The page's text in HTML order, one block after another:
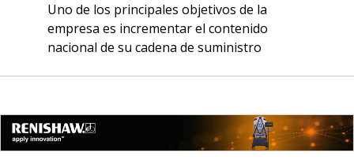
Uno de los principales objetivos de la
empresa es incrementar el contenido
nacional de su cadena de suministro